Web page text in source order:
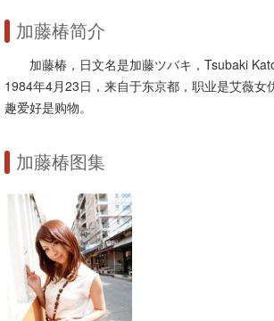
加藤椿简介
加藤椿，日文名是加藤ツバキ，Tsubaki
1984年4月23日，来自于东京都，职业是艾薇女
趣爱好是购物。
加藤椿图集